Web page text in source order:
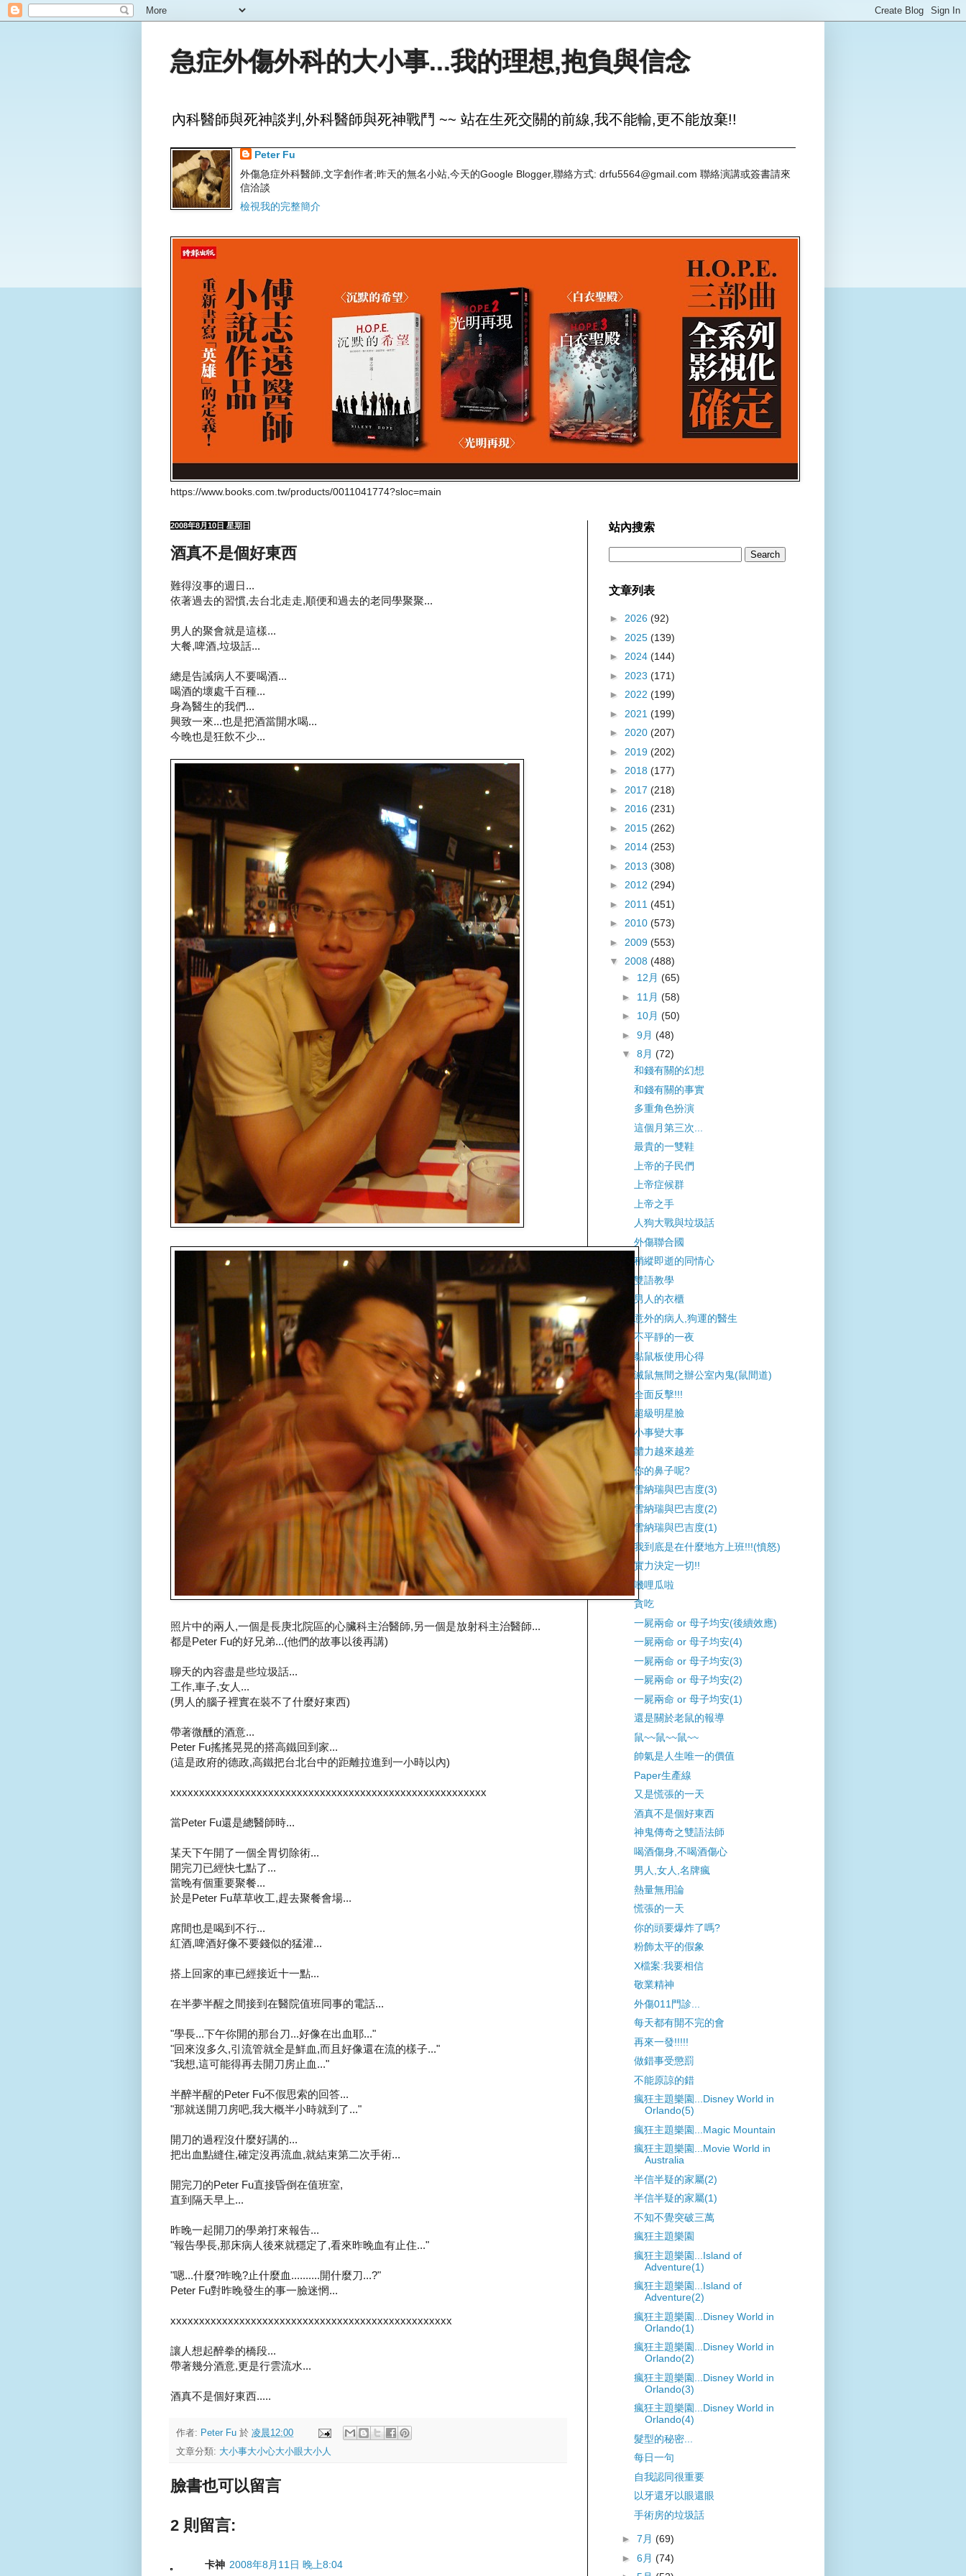
急症外傷外科的大小事...我的理想,抱負與信念
內科醫師與死神談判,外科醫師與死神戰鬥 ~~ 站在生死交關的前線,我不能輸,更不能放棄!!
Peter Fu
外傷急症外科醫師,文字創作者;昨天的無名小站,今天的Google Blogger,聯絡方式: drfu5564@gmail.com 聯絡演講或簽書請來
信洽談
檢視我的完整簡介
https://www.books.com.tw/products/0011041774?sloc=main
2008年8月10日 星期日
酒真不是個好東西
難得沒事的週日...
依著過去的習慣,去台北走走,順便和過去的老同學聚聚...
男人的聚會就是這樣...
大餐,啤酒,垃圾話...
總是告誡病人不要喝酒...
喝酒的壞處千百種...
身為醫生的我們...
興致一來...也是把酒當開水喝...
今晚也是狂飲不少...
照片中的兩人,一個是長庚北院區的心臟科主治醫師,另一個是放射科主治醫師...
都是Peter Fu的好兄弟...(他們的故事以後再講)
聊天的內容盡是些垃圾話...
工作,車子,女人...
(男人的腦子裡實在裝不了什麼好東西)
帶著微醺的酒意...
Peter Fu搖搖晃晃的搭高鐵回到家...
(這是政府的德政,高鐵把台北台中的距離拉進到一小時以內)
xxxxxxxxxxxxxxxxxxxxxxxxxxxxxxxxxxxxxxxxxxxxxxxxxxxxxxx
當Peter Fu還是總醫師時...
某天下午開了一個全胃切除術...
開完刀已經快七點了...
當晚有個重要聚餐...
於是Peter Fu草草收工,趕去聚餐會場...
席間也是喝到不行...
紅酒,啤酒好像不要錢似的猛灌...
搭上回家的車已經接近十一點...
在半夢半醒之間接到在醫院值班同事的電話...
"學長...下午你開的那台刀...好像在出血耶..."
"回來沒多久,引流管就全是鮮血,而且好像還在流的樣子..."
"我想,這可能得再去開刀房止血..."
半醉半醒的Peter Fu不假思索的回答...
"那就送開刀房吧,我大概半小時就到了..."
開刀的過程沒什麼好講的...
把出血點縫住,確定沒再流血,就結束第二次手術...
開完刀的Peter Fu直接昏倒在值班室,
直到隔天早上...
昨晚一起開刀的學弟打來報告...
"報告學長,那床病人後來就穩定了,看來昨晚血有止住..."
"嗯...什麼?昨晚?止什麼血..........開什麼刀...?"
Peter Fu對昨晚發生的事一臉迷惘...
xxxxxxxxxxxxxxxxxxxxxxxxxxxxxxxxxxxxxxxxxxxxxxxxx
讓人想起醉拳的橋段...
帶著幾分酒意,更是行雲流水...
酒真不是個好東西.....
作者: Peter Fu 於 凌晨12:00
文章分類: 大小事大小心大小眼大小人
臉書也可以留言
2 則留言:
卡神 2008年8月11日 晚上8:04
站內搜索
文章列表
► 2026 (92)
► 2025 (139)
► 2024 (144)
► 2023 (171)
► 2022 (199)
► 2021 (199)
► 2020 (207)
► 2019 (202)
► 2018 (177)
► 2017 (218)
► 2016 (231)
► 2015 (262)
► 2014 (253)
► 2013 (308)
► 2012 (294)
► 2011 (451)
► 2010 (573)
► 2009 (553)
▼ 2008 (488)
► 12月 (65)
► 11月 (58)
► 10月 (50)
► 9月 (48)
▼ 8月 (72)
和錢有關的幻想
和錢有關的事實
多重角色扮演
這個月第三次...
最貴的一雙鞋
上帝的子民們
上帝症候群
上帝之手
人狗大戰與垃圾話
外傷聯合國
稍縱即逝的同情心
雙語教學
男人的衣櫃
意外的病人,狗運的醫生
不平靜的一夜
黏鼠板使用心得
滅鼠無間之辦公室內鬼(鼠間道)
全面反擊!!!
超級明星臉
小事變大事
體力越來越差
你的鼻子呢?
雪納瑞與巴吉度(3)
雪納瑞與巴吉度(2)
雪納瑞與巴吉度(1)
我到底是在什麼地方上班!!!(憤怒)
實力決定一切!!
嘰哩瓜啦
貪吃
一屍兩命 or 母子均安(後續效應)
一屍兩命 or 母子均安(4)
一屍兩命 or 母子均安(3)
一屍兩命 or 母子均安(2)
一屍兩命 or 母子均安(1)
還是關於老鼠的報導
鼠~~鼠~~鼠~~
帥氣是人生唯一的價值
Paper生產線
又是慌張的一天
酒真不是個好東西
神鬼傳奇之雙語法師
喝酒傷身,不喝酒傷心
男人,女人,名牌瘋
熱量無用論
慌張的一天
你的頭要爆炸了嗎?
粉飾太平的假象
X檔案:我要相信
敬業精神
外傷011門診...
每天都有開不完的會
再來一發!!!!!
做錯事受懲罰
不能原諒的錯
瘋狂主題樂園...Disney World in
Orlando(5)
瘋狂主題樂園...Magic Mountain
瘋狂主題樂園...Movie World in
Australia
半信半疑的家屬(2)
半信半疑的家屬(1)
不知不覺突破三萬
瘋狂主題樂園
瘋狂主題樂園...Island of
Adventure(1)
瘋狂主題樂園...Island of
Adventure(2)
瘋狂主題樂園...Disney World in
Orlando(1)
瘋狂主題樂園...Disney World in
Orlando(2)
瘋狂主題樂園...Disney World in
Orlando(3)
瘋狂主題樂園...Disney World in
Orlando(4)
髮型的秘密...
每日一句
自我認同很重要
以牙還牙以眼還眼
手術房的垃圾話
► 7月 (69)
► 6月 (74)